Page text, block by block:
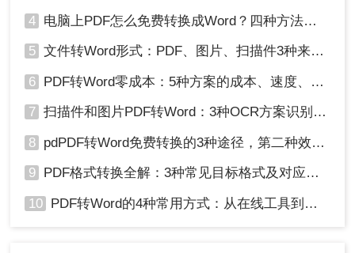
4 电脑上PDF怎么免费转换成Word？四种方法对比与实操指南（附详细表格）!
5 文件转Word形式：PDF、图片、扫描件3种来源分别怎么处理！
6 PDF转Word零成本：5种方案的成本、速度、精度对比！
7 扫描件和图片PDF转Word：3种OCR方案识别率实测！
8 pdPDF转Word免费转换的3种途径，第二种效率最高！
9 PDF格式转换全解：3种常见目标格式及对应操作方法！
10 PDF转Word的4种常用方式：从在线工具到桌面软件全梳理！